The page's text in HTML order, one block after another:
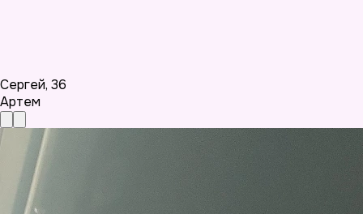
Сергей, 36
Артем